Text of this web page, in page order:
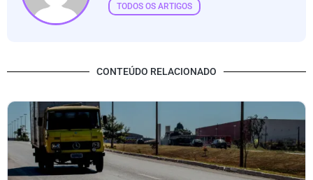
TODOS OS ARTIGOS
CONTEÚDO RELACIONADO